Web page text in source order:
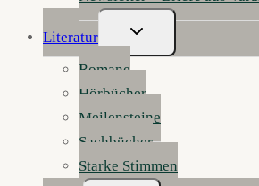
Literatur
Untermenü
Umschalten
Romane
Hörbücher
Meilensteine
Sachbücher
Starke Stimmen